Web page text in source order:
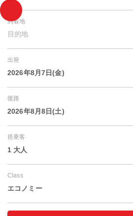
到着地
目的地
出発
2026年8月7日(金)
復路
2026年8月8日(土)
搭乗客
1 大人
Class
エコノミー